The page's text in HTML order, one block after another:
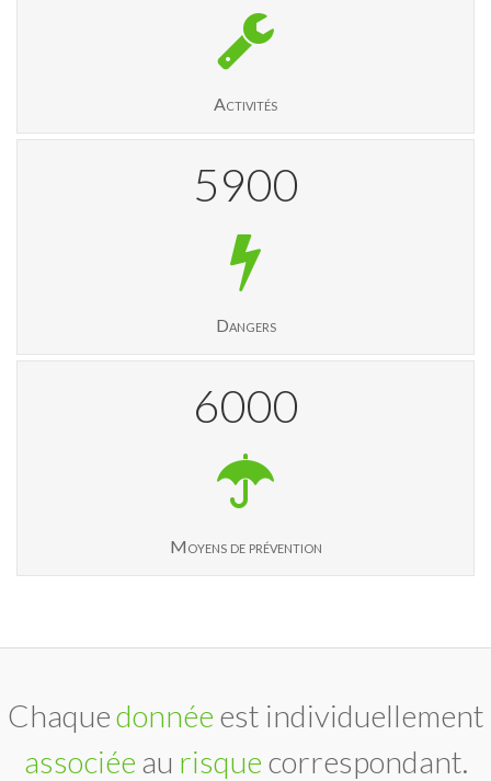
Activités
5900
Dangers
6000
Moyens de prévention
Chaquedonnée est individuellement
associée au risque correspondant.